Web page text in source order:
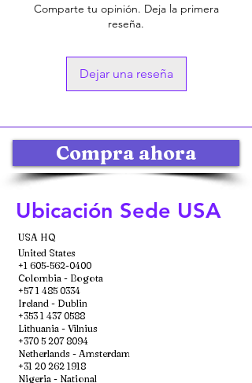
Comparte tu opinión. Deja la primera
reseña.
Dejar una reseña
Compra ahora
Ubicación Sede USA
USA HQ
United States
+1 605-562-0400
Colombia - Bogota
+57 1 485 0334
Ireland - Dublin
+353 1 437 0588
Lithuania - Vilnius
+370 5 207 8094
Netherlands - Amsterdam
+31 20 262 1918
Nigeria - National